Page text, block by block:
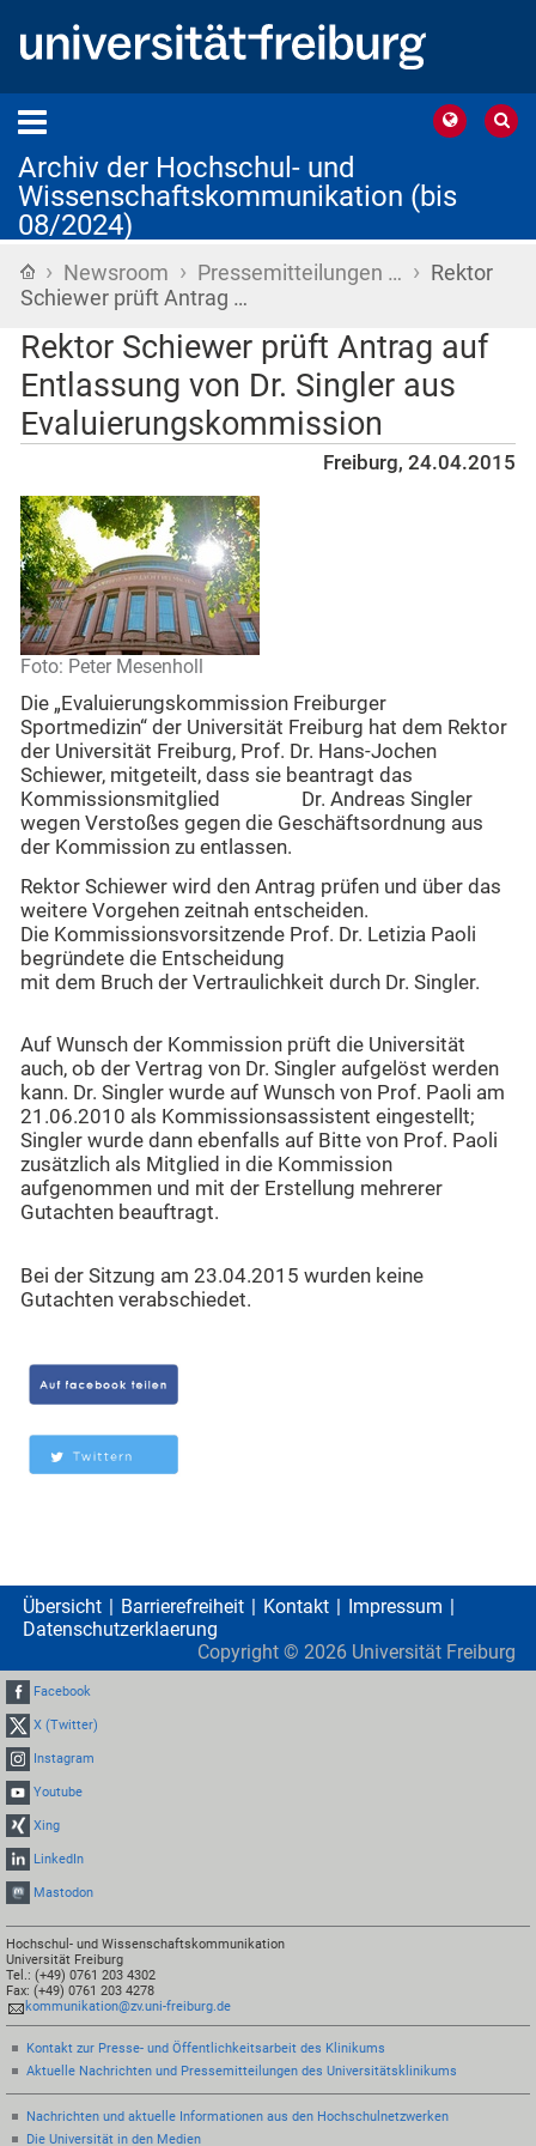
Archiv der Hochschul- und
Wissenschaftskommunikation (bis
08/2024)
Startseite
› Newsroom › Pressemitteilungen … › Rektor
Schiewer prüft Antrag …
Rektor Schiewer prüft Antrag auf
Entlassung von Dr. Singler aus
Evaluierungskommission
Freiburg, 24.04.2015
Foto: Peter Mesenholl
Die „Evaluierungskommission Freiburger
Sportmedizin“ der Universität Freiburg hat dem Rektor
der Universität Freiburg, Prof. Dr. Hans-Jochen
Schiewer, mitgeteilt, dass sie beantragt das
Kommissionsmitglied Dr. Andreas Singler
wegen Verstoßes gegen die Geschäftsordnung aus
der Kommission zu entlassen.
Rektor Schiewer wird den Antrag prüfen und über das
weitere Vorgehen zeitnah entscheiden.
Die Kommissionsvorsitzende Prof. Dr. Letizia Paoli
begründete die Entscheidung
mit dem Bruch der Vertraulichkeit durch Dr. Singler.
Auf Wunsch der Kommission prüft die Universität
auch, ob der Vertrag von Dr. Singler aufgelöst werden
kann. Dr. Singler wurde auf Wunsch von Prof. Paoli am
21.06.2010 als Kommissionsassistent eingestellt;
Singler wurde dann ebenfalls auf Bitte von Prof. Paoli
zusätzlich als Mitglied in die Kommission
aufgenommen und mit der Erstellung mehrerer
Gutachten beauftragt.
Bei der Sitzung am 23.04.2015 wurden keine
Gutachten verabschiedet.
Übersicht Barrierefreiheit Kontakt
Impressum
Datenschutzerklaerung
Copyright © 2026 Universität Freiburg
Facebook
X (Twitter)
Instagram
Youtube
Xing
LinkedIn
Mastodon
Hochschul- und Wissenschaftskommunikation
Universität Freiburg
Tel.: (+49) 0761 203 4302
Fax: (+49) 0761 203 4278
kommunikation@zv.uni-freiburg.de
Kontakt zur Presse- und Öffentlichkeitsarbeit des Klinikums
Aktuelle Nachrichten und Pressemitteilungen des Universitätsklinikums
Nachrichten und aktuelle Informationen aus den Hochschulnetzwerken
Die Universität in den Medien